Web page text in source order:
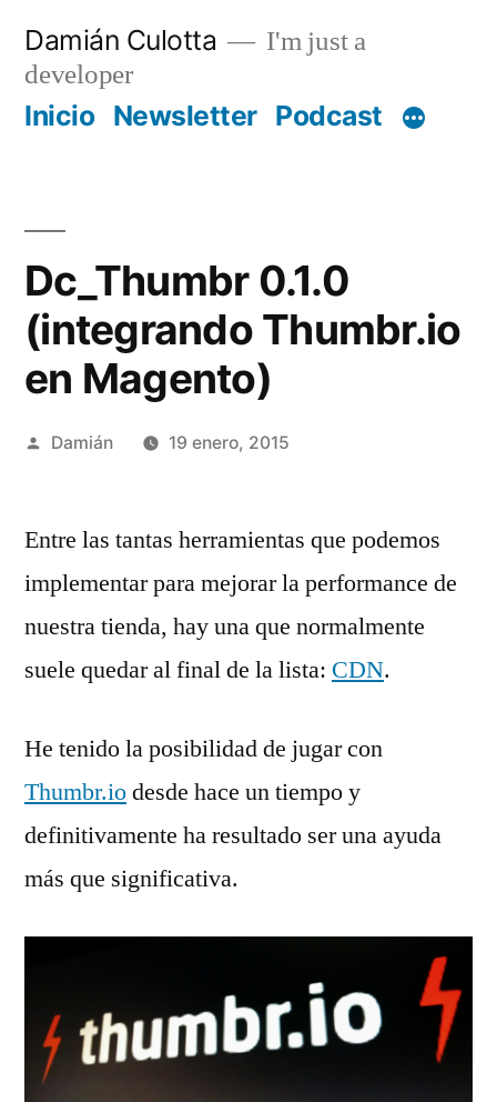
contenido
Damián Culotta
I'm just a
developer
Inicio Newsletter Podcast
Dc_Thumbr 0.1.0
(integrando Thumbr.io
en Magento)
Publicado
Damián 19 enero, 2015
Entre las tantas herramientas que podemos
implementar para mejorar la performance de
nuestra tienda, hay una que normalmente
suele quedar al final de la lista: CDN.
He tenido la posibilidad de jugar con
Thumbr.iodesde hace un tiempo y
definitivamente ha resultado ser una ayuda
más que significativa.